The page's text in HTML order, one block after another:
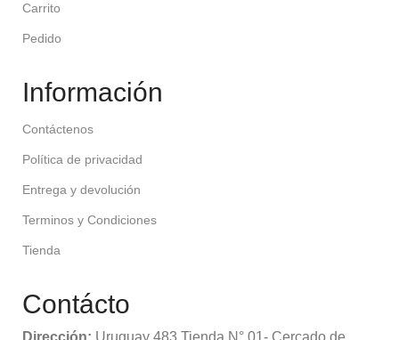
Carrito
Pedido
Información
Contáctenos
Política de privacidad
Entrega y devolución
Terminos y Condiciones
Tienda
Contácto